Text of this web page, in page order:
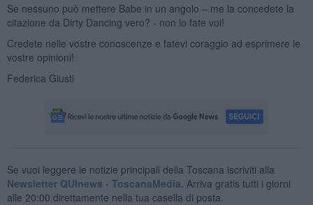
Se nessuno può mettere Babe in un angolo – me la concedete la
citazione da Dirty Dancing vero? - non lo fate voi!
Credete nelle vostre conoscenze e fatevi coraggio ad esprimere le
vostre opinioni!
Federica Giusti
Se vuoi leggere le notizie principali della Toscana iscriviti alla
Newsletter QUInews - ToscanaMedia. Arriva gratis tutti i giorni
alle 20:00 direttamente nella tua casella di posta.